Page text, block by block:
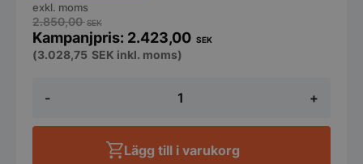
-
Dish
UNIQ
+
2.850,00SEK
2.423,00 SEK
exkl. moms
(3.028,75 SEK inkl. moms)
Lägg till i varukorg